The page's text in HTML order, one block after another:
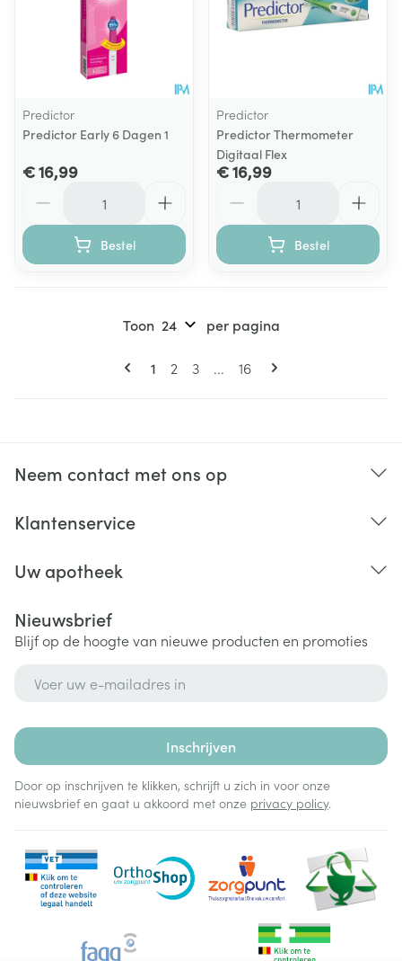
Predictor
Predictor Early 6 Dagen 1
€ 16,99
Bestel
Predictor
Predictor Thermometer
Digitaal Flex
€ 16,99
Bestel
Pagina's
U lees momenteel pagina
1 Pagina
2 Pagina
3 ... Pagina
16
Toon per pagina
Neem contact met ons op
Klantenservice
Uw apotheek
Nieuwsbrief
Blijf op de hoogte van nieuwe producten en promoties
Inschrijven
Door op inschrijven te klikken, schrijft u zich in voor onze
nieuwsbrief en gaat u akkoord met onze privacy policy.